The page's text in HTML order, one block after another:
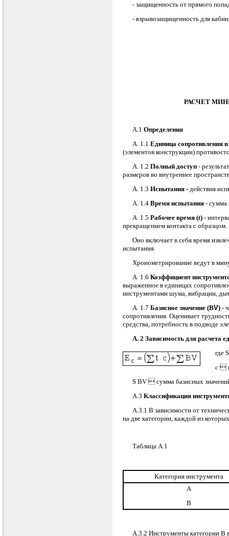
- защищенность от прямого
- взрывозащищенность для
РАСЧЕТ
А.1 Определения
А. 1.1 Единица сопротивления
(элементов конструкции)
А. 1.2 Полный доступ-
размеров во внутреннее
А. 1.3 Испытания -действия
А. 1.4Время испытания- сумма
А. 1.5 Рабочее время (t)-
прекращением контакта с образцом.
Оно включает в себя время
испытания.
Хронометрирование ведут в
А. 1.6 Коэффициент
выраженное в единицах
инструментами шума, вибрации,
А. 1.7 Базисное значение (ВV)-
сопротивления. Оценивает
средства, потребность в подводе
А. 2 Зависимость для расчета
где S
с
SВV  сумма базисных
А.3 Классификация
А.3.1 В зависимости от
на две категории, каждой из
Таблица А.1
Категория инструмента
А
В
А.3.2 Инструменты категории В